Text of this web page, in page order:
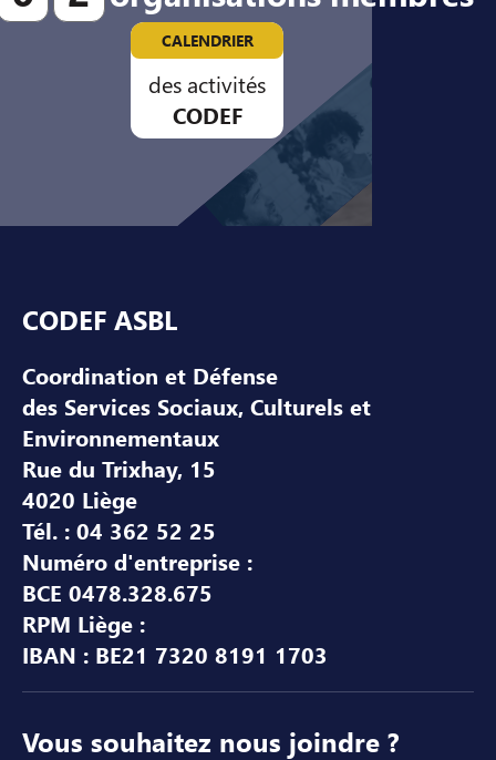
CALENDRIER
des activités
CODEF
CODEF ASBL
Coordination et Défense
des Services Sociaux, Culturels et
Environnementaux
Rue du Trixhay, 15
4020 Liège
Tél. : 04 362 52 25
Numéro d'entreprise :
BCE 0478.328.675
RPM Liège :
IBAN : BE21 7320 8191 1703
Vous souhaitez nous joindre ?